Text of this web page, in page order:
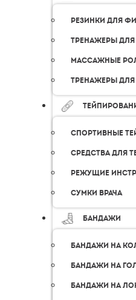
Резинки для
Тренажеры
Массажные
Тренажеры для
Спортивные
Средства для
Режущие
Сумки врача
Бандажи
Бандажи на
Бандажи на
Бандажи на